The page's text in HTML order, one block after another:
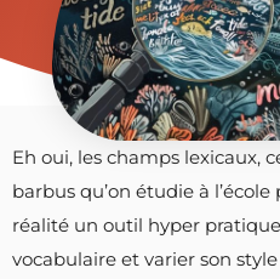
Eh oui, les champs lexicaux,
barbus qu’on étudie à l’école
réalité un outil hyper
vocabulaire et varier son